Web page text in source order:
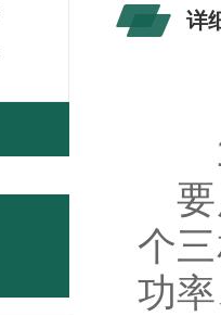
详
1
要
个
功